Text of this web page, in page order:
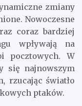
zmiany
Nowoczesne
coraz bardziej
wpływają na
pocztowych. W
się najnowszym
rzucając światło
ptaków.